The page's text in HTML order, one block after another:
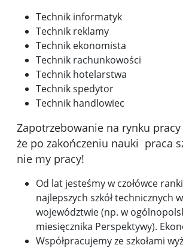
Technik informatyk
Technik reklamy
Technik ekonomista
Technik rachunkowości
Technik hotelarstwa
Technik spedytor
Technik handlowiec
Zapotrzebowanie na rynku
że po zakończeniu nauki praca
nie my pracy!
Od lat jesteśmy w czołówce
najlepszych szkół technicznych
województwie (np. w
miesięcznika Perspektywy).
Współpracujemy ze szkołami